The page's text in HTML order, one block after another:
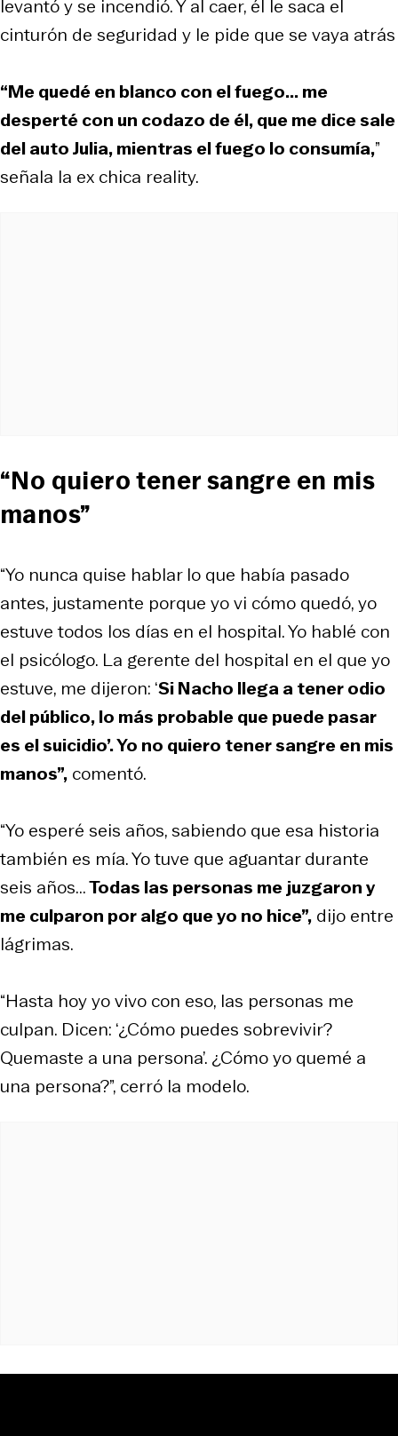
levantó y se incendió. Y al caer, él le saca el
cinturón de seguridad y le pide que se vaya atrás
“Me quedé en blanco con el fuego... me
desperté con un codazo de él, que me dice sale
del auto Julia, mientras el fuego lo consumía,”
señala la ex chica reality.
“No quiero tener sangre en mis
manos”
“Yo nunca quise hablar lo que había pasado
antes, justamente porque yo vi cómo quedó, yo
estuve todos los días en el hospital. Yo hablé con
el psicólogo. La gerente del hospital en el que yo
estuve, me dijeron: ‘Si Nacho llega a tener odio
del público, lo más probable que puede pasar
es el suicidio’. Yo no quiero tener sangre en mis
manos”, comentó.
“Yo esperé seis años, sabiendo que esa historia
también es mía. Yo tuve que aguantar durante
seis años...Todas las personas me juzgaron y
me culparon por algo que yo no hice”, dijo entre
lágrimas.
“Hasta hoy yo vivo con eso, las personas me
culpan. Dicen: ‘¿Cómo puedes sobrevivir?
Quemaste a una persona’. ¿Cómo yo quemé a
una persona?”, cerró la modelo.